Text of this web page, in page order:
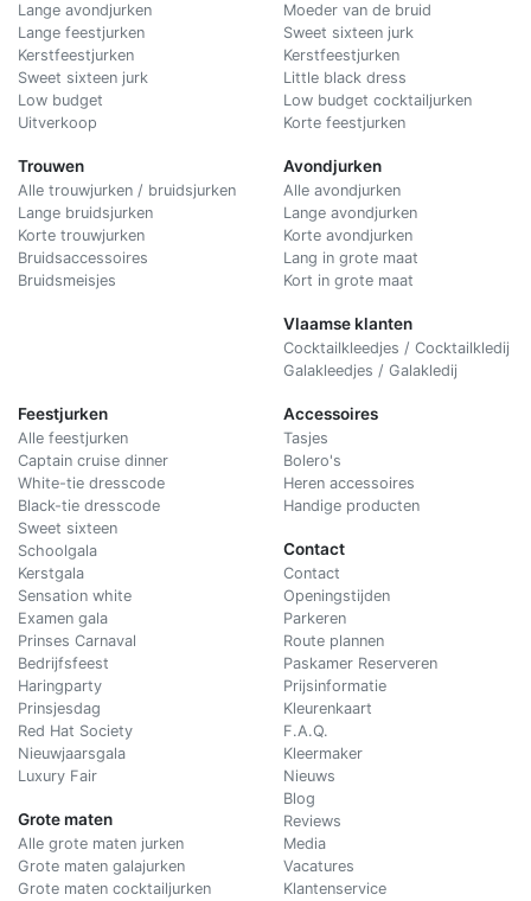
Lange avondjurken
Lange feestjurken
Kerstfeestjurken
Sweet sixteen jurk
Low budget
Uitverkoop
Trouwen
Alle trouwjurken / bruidsjurken
Lange bruidsjurken
Korte trouwjurken
Bruidsaccessoires
Bruidsmeisjes
Moeder van de bruid
Sweet sixteen jurk
Kerstfeestjurken
Little black dress
Low budget cocktailjurken
Korte feestjurken
Avondjurken
Alle avondjurken
Lange avondjurken
Korte avondjurken
Lang in grote maat
Kort in grote maat
Vlaamse klanten
Cocktailkleedjes / Cocktailkledij
Galakleedjes / Galakledij
Feestjurken
Alle feestjurken
Captain cruise dinner
White-tie dresscode
Black-tie dresscode
Sweet sixteen
Schoolgala
Kerstgala
Sensation white
Examen gala
Prinses Carnaval
Bedrijfsfeest
Haringparty
Prinsjesdag
Red Hat Society
Nieuwjaarsgala
Luxury Fair
Grote maten
Alle grote maten jurken
Grote maten galajurken
Grote maten cocktailjurken
Accessoires
Tasjes
Bolero's
Heren accessoires
Handige producten
Contact
Contact
Openingstijden
Parkeren
Route plannen
Paskamer Reserveren
Prijsinformatie
Kleurenkaart
F.A.Q.
Kleermaker
Nieuws
Blog
Reviews
Media
Vacatures
Klantenservice